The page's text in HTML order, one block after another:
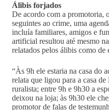
Álibis forjados
De acordo com a promotoria,
seguintes ao crime, uma
incluía familiares, amigos e
artificial resultou até mesmo
relatados pelos álibis como de
“Às 9h ele estaria na casa do
relata que ligou para a casa
ruralista; entre 9h e 9h30 a
deixou na loja; às 9h30 ele
promotor de falas de